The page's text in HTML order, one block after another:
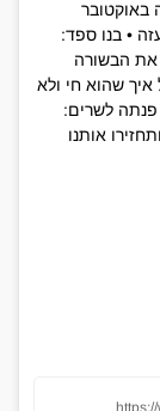
באוקטובר
• בנו ספד:
את הבשורה
שהוא חי ולא
פנתה לשרים:
אותנו